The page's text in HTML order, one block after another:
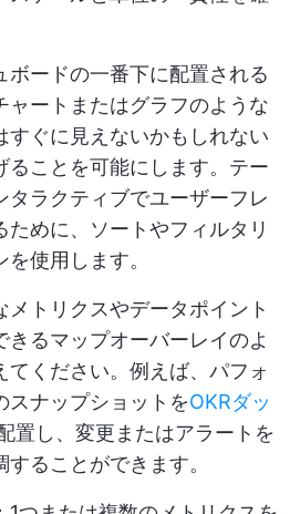
ボードの一番下に配置される
ャートまたはグラフのような
すぐに見えないかもしれない
ることを可能にします。テー
タラクティブでユーザーフレ
ために、ソートやフィルタリ
使用します。
メトリクスやデータポイント
きるマップオーバーレイのよ
てください。例えば、パフォ
スナップショットをOKRダッ
置し、変更またはアラートを
ることができます。